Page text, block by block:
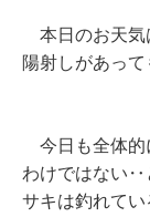
本日のお天気
陽射しがあって
今日も全体的
わけではない‥
サキは釣れて